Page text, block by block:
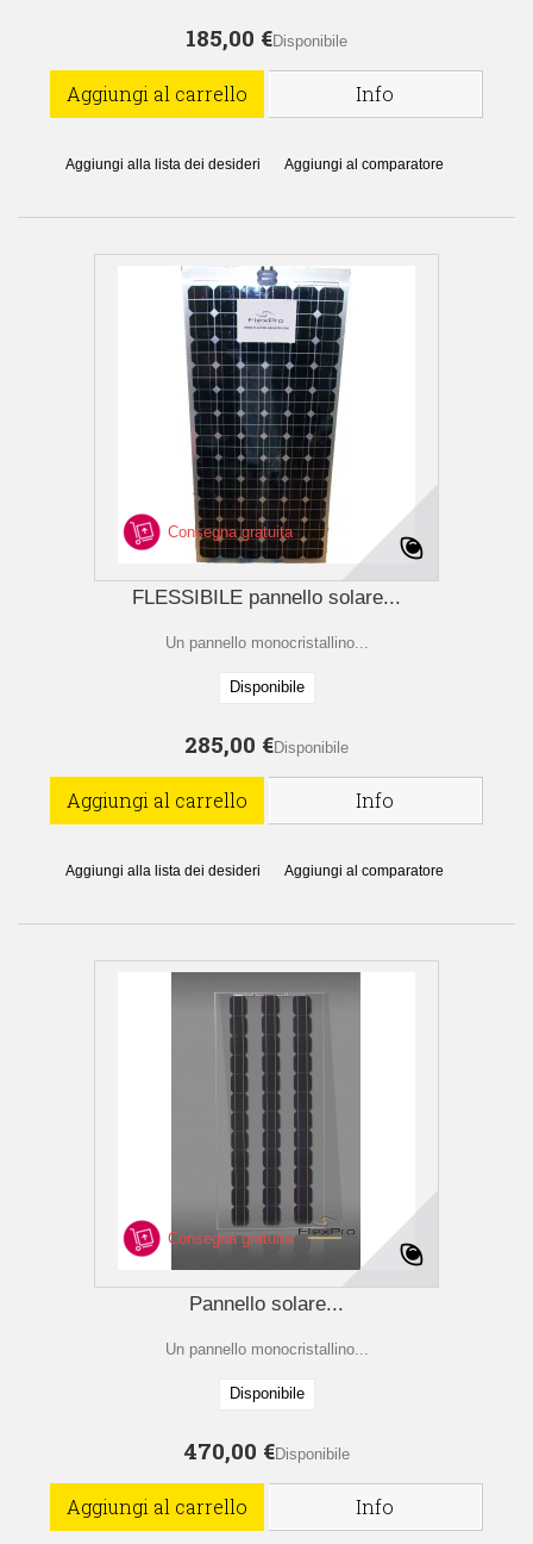
185,00 €Disponibile
Aggiungi al carrello Info
Aggiungi alla lista dei desideri Aggiungi al comparatore
Consegna gratuita
FLESSIBILE pannello solare...
Un pannello monocristallino...
Disponibile
285,00 €Disponibile
Aggiungi al carrello Info
Aggiungi alla lista dei desideri Aggiungi al comparatore
Consegna gratuita
Pannello solare...
Un pannello monocristallino...
Disponibile
470,00 €Disponibile
Aggiungi al carrello Info